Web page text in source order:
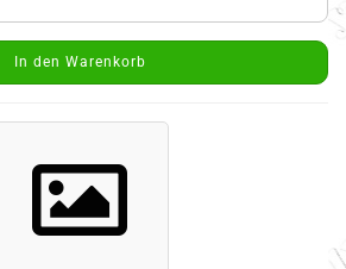
In den Warenkorb